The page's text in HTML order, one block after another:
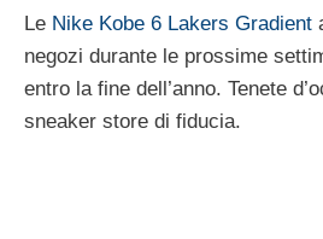
Le Nike Kobe 6 Lakers Gradient
negozi durante le prossime
entro la fine dell’anno. Tenete
sneaker store di fiducia.